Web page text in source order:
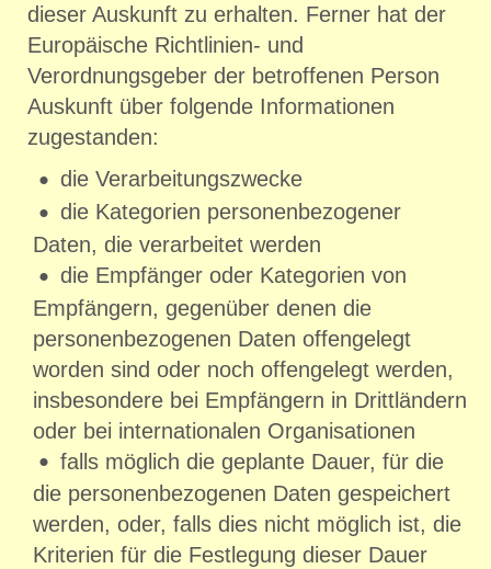
dieser Auskunft zu erhalten. Ferner hat der
Europäische Richtlinien- und
Verordnungsgeber der betroffenen Person
Auskunft über folgende Informationen
zugestanden:
die Verarbeitungszwecke
die Kategorien personenbezogener
Daten, die verarbeitet werden
die Empfänger oder Kategorien von
Empfängern, gegenüber denen die
personenbezogenen Daten offengelegt
worden sind oder noch offengelegt werden,
insbesondere bei Empfängern in Drittländern
oder bei internationalen Organisationen
falls möglich die geplante Dauer, für die
die personenbezogenen Daten gespeichert
werden, oder, falls dies nicht möglich ist, die
Kriterien für die Festlegung dieser Dauer